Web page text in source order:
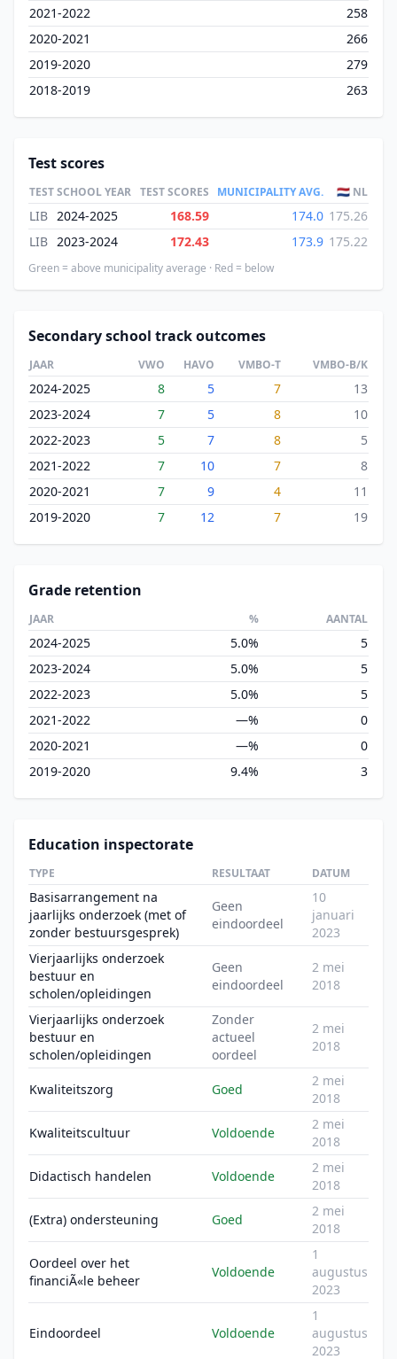
2021-2022
258
2020-2021
266
2019-2020
279
2018-2019
263
Test scores
TESTSCHOOL YEAR TEST SCORES MUNICIPALITY AVG. 🇳🇱 NL
LIB 2024-2025 168.59 174.0 175.26
LIB 2023-2024 172.43 173.9 175.22
Green = above municipality average · Red = below
Secondary school track outcomes
JAAR VWO HAVO VMBO-T VMBO-B/K
2024-2025 8 5 7
13
2023-2024
7 5 8
10
2022-2023
5 7 8
5
2021-2022
7 10 7
8
2020-2021
7 9 4
11
2019-2020
7 12 7 19
Grade retention
JAAR % AANTAL
2024-2025 5.0%
5
2023-2024
5.0%
5
2022-2023
5.0%
5
2021-2022
—%
0
2020-2021
—%
0
2019-2020
9.4% 3
Education inspectorate
TYPE RESULTAAT DATUM
Basisarrangement na
jaarlijks onderzoek (met of
zonder bestuursgesprek)
Geen
eindoordeel
10
januari
2023
Vierjaarlijks onderzoek
bestuur en
scholen/opleidingen
Geen
eindoordeel
2 mei
2018
Vierjaarlijks onderzoek
bestuur en
scholen/opleidingen
Zonder
actueel
oordeel
2 mei
2018
Kwaliteitszorg Goed
2 mei
2018
Kwaliteitscultuur Voldoende
2 mei
2018
Didactisch handelen Voldoende
2 mei
2018
(Extra) ondersteuning Goed
2 mei
2018
Oordeel over het
financiÃ«le beheer
Voldoende
1
augustus
2023
Eindoordeel Voldoende
1
augustus
2023